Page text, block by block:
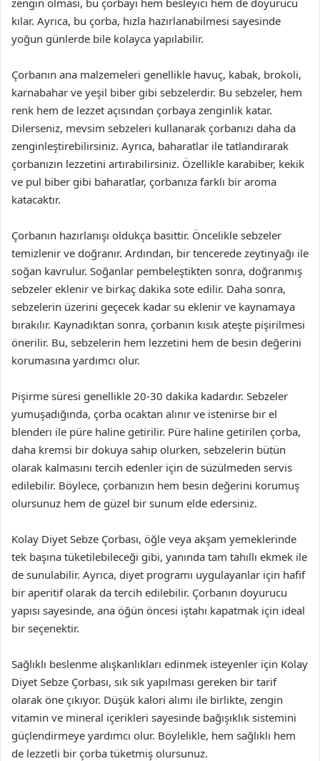
zengin olması, bu çorbayı hem besleyici hem de doyurucu
kılar. Ayrıca, bu çorba, hızla hazırlanabilmesi sayesinde
yoğun günlerde bile kolayca yapılabilir.
Çorbanın ana malzemeleri genellikle havuç, kabak, brokoli,
karnabahar ve yeşil biber gibi sebzelerdir. Bu sebzeler, hem
renk hem de lezzet açısından çorbaya zenginlik katar.
Dilerseniz, mevsim sebzeleri kullanarak çorbanızı daha da
zenginleştirebilirsiniz. Ayrıca, baharatlar ile tatlandırarak
çorbanızın lezzetini artırabilirsiniz. Özellikle karabiber, kekik
ve pul biber gibi baharatlar, çorbanıza farklı bir aroma
katacaktır.
Çorbanın hazırlanışı oldukça basittir. Öncelikle sebzeler
temizlenir ve doğranır. Ardından, bir tencerede zeytinyağı ile
soğan kavrulur. Soğanlar pembeleştikten sonra, doğranmış
sebzeler eklenir ve birkaç dakika sote edilir. Daha sonra,
sebzelerin üzerini geçecek kadar su eklenir ve kaynamaya
bırakılır. Kaynadıktan sonra, çorbanın kısık ateşte pişirilmesi
önerilir. Bu, sebzelerin hem lezzetini hem de besin değerini
korumasına yardımcı olur.
Pişirme süresi genellikle 20-30 dakika kadardır. Sebzeler
yumuşadığında, çorba ocaktan alınır ve istenirse bir el
blenderı ile püre haline getirilir. Püre haline getirilen çorba,
daha kremsi bir dokuya sahip olurken, sebzelerin bütün
olarak kalmasını tercih edenler için de süzülmeden servis
edilebilir. Böylece, çorbanızın hem besin değerini korumuş
olursunuz hem de güzel bir sunum elde edersiniz.
Kolay Diyet Sebze Çorbası, öğle veya akşam yemeklerinde
tek başına tüketilebileceği gibi, yanında tam tahıllı ekmek ile
de sunulabilir. Ayrıca, diyet programı uygulayanlar için hafif
bir aperitif olarak da tercih edilebilir. Çorbanın doyurucu
yapısı sayesinde, ana öğün öncesi iştahı kapatmak için ideal
bir seçenektir.
Sağlıklı beslenme alışkanlıkları edinmek isteyenler için Kolay
Diyet Sebze Çorbası, sık sık yapılması gereken bir tarif
olarak öne çıkıyor. Düşük kalori alımı ile birlikte, zengin
vitamin ve mineral içerikleri sayesinde bağışıklık sistemini
güçlendirmeye yardımcı olur. Böylelikle, hem sağlıklı hem
de lezzetli bir çorba tüketmiş olursunuz.